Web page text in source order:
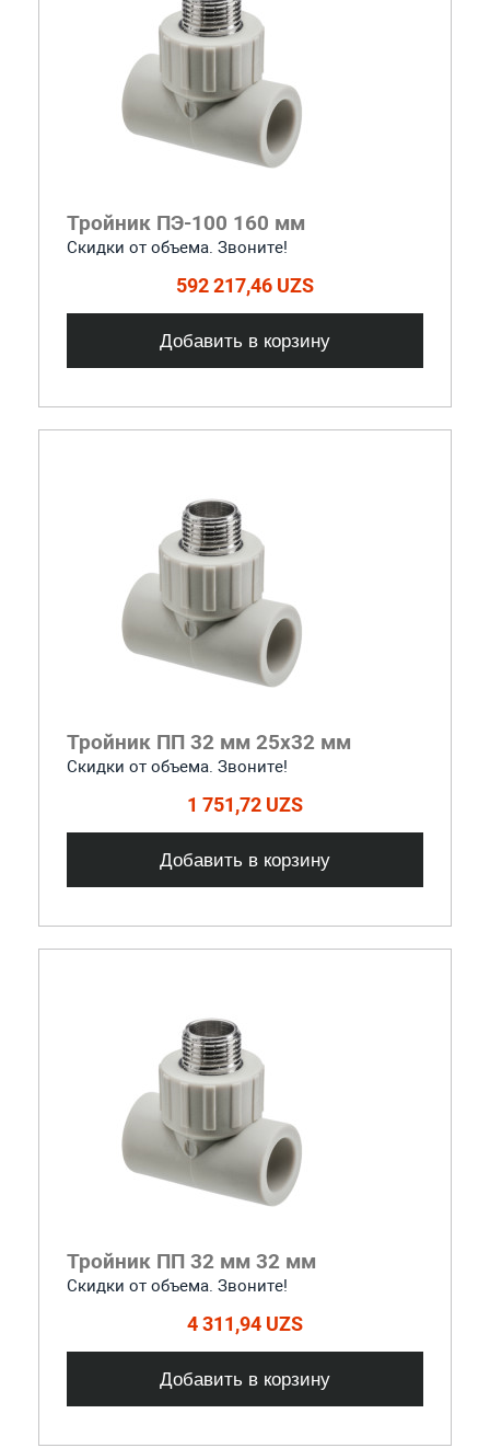
Тройник ПЭ-100 160 мм
Скидки от объема. Звоните!
592 217,46 UZS
Добавить в корзину
Тройник ПП 32 мм 25х32 мм
Скидки от объема. Звоните!
1 751,72 UZS
Добавить в корзину
Тройник ПП 32 мм 32 мм
Скидки от объема. Звоните!
4 311,94 UZS
Добавить в корзину